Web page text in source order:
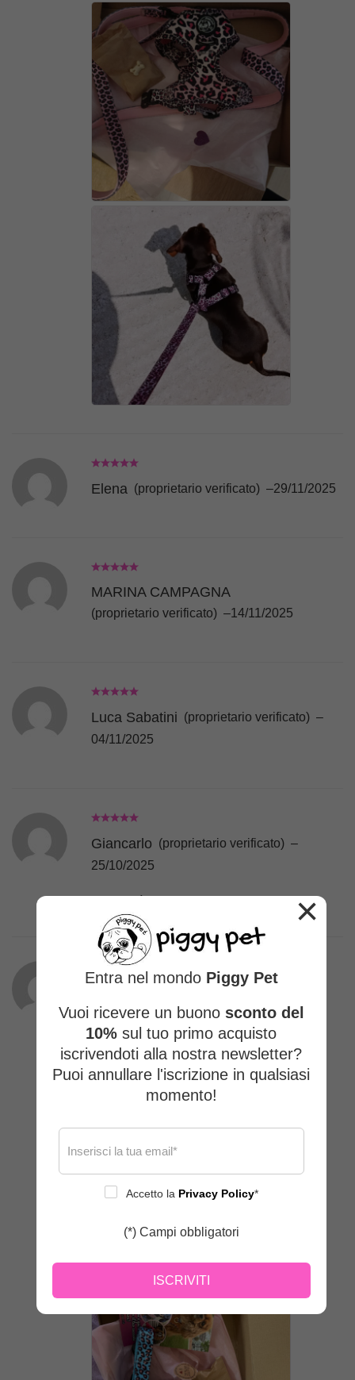
Elena (proprietario verificato) –29/11/2025
MARINA CAMPAGNA
(proprietario verificato) –14/11/2025
Luca Sabatini (proprietario verificato) –
04/11/2025
Giancarlo (proprietario verificato) –
25/10/2025
Comodità e morbidezza per il padrone!
04/10/2025
Pettorina e guinzaglio fashion per il mio
Carlino 😍 sicuramente ne prenderò altri
×
Entra nel mondo Piggy Pet
Vuoi ricevere un buono sconto del
10% sul tuo primo acquisto
iscrivendoti alla nostra newsletter?
Puoi annullare l'iscrizione in qualsiasi
momento!
Accetto la Privacy Policy*
(*) Campi obbligatori
ISCRIVITI